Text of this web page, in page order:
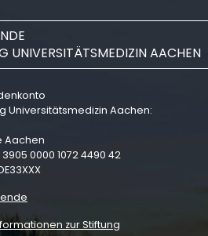
UNIVERSITÄTSMEDIZIN AACHEN
Universitätsmedizin Aachen:
Aachen
3905 0000 1072 4490 42
zur Stiftung